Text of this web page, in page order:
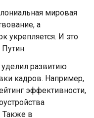
мировая
а
укрепляется. И это
развитию
кадров. Например,
эффективности,
Также в